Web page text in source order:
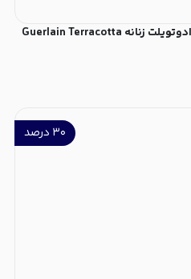
عطر ادکلن گرلن تراکوتا له پارفوم ادوتویلت زنانه Guerlain Terracotta
۳۰ درصد